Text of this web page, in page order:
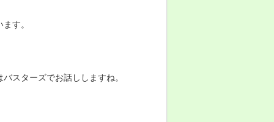
す。
バスターズでお話ししますね。